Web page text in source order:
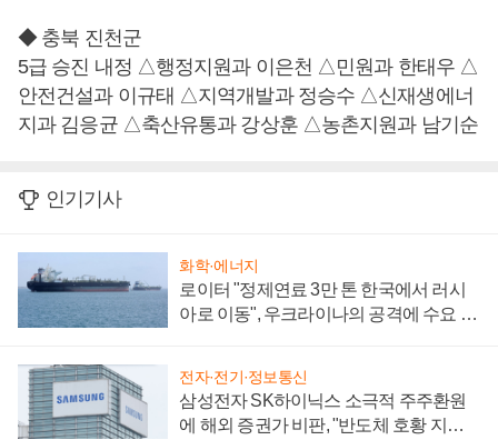
◆ 충북 진천군
5급 승진 내정 △행정지원과 이은천 △민원과 한태우 △
안전건설과 이규태 △지역개발과 정승수 △신재생에너
지과 김응균 △축산유통과 강상훈 △농촌지원과 남기순
인기기사
화학·에너지
로이터 "정제연료 3만 톤 한국에서 러시
아로 이동", 우크라이나의 공격에 수요 늘
전자·전기·정보통신
삼성전자 SK하이닉스 소극적 주주환원
에 해외 증권가 비판, "반도체 호황 지속